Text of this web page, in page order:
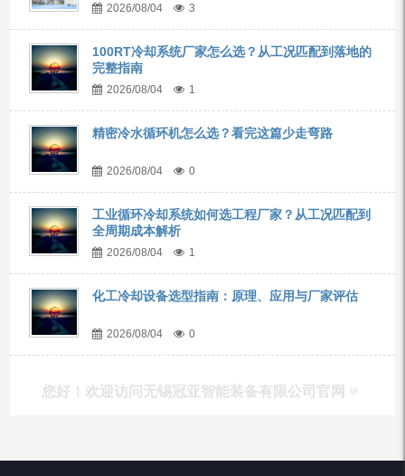
2026/08/04 3
100RT冷却系统厂家怎么选？从工况匹配到落地的
完整指南
2026/08/04 1
精密冷水循环机怎么选？看完这篇少走弯路
2026/08/04 0
工业循环冷却系统如何选工程厂家？从工况匹配到
全周期成本解析
2026/08/04 1
化工冷却设备选型指南：原理、应用与厂家评估
2026/08/04 0
您好！欢迎访问无锡冠亚智能装备有限公司官网
产品列表